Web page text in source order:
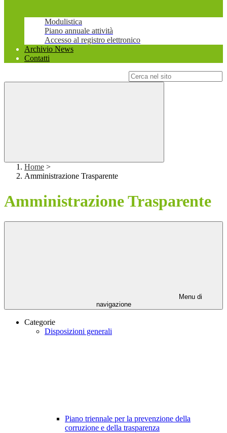
Modulistica
Piano annuale attività
Accesso al registro elettronico
Archivio News
Contatti
Home >
Amministrazione Trasparente
Amministrazione Trasparente
Menu di
navigazione
Categorie
Disposizioni generali
Piano triennale per la prevenzione della
corruzione e della trasparenza